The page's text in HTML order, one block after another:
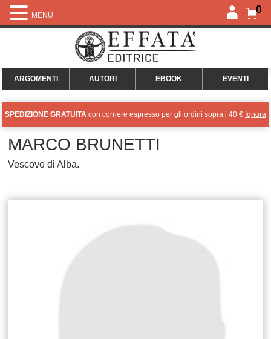
0
ARGOMENTI AUTORI EBOOK EVENTI
SPEDIZIONE GRATUITA con corriere espresso per gli ordini sopra i 40 € Ignora
MARCO BRUNETTI
Vescovo di Alba.
MENU